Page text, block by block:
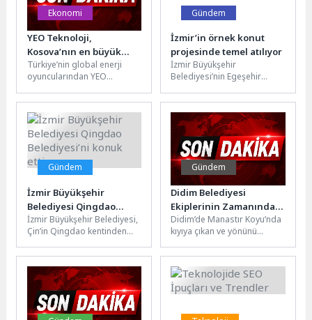
Ekonomi
YEO Teknoloji,
Kosova’nın en büyük
temiz enerji santralinin
anahtar teslim inşası için
imzaları attı
Türkiye’nin global enerji
oyuncularından YEO
yenilenebilir enerji EPC
projelerine bir yenisini daha
ekliyor....
Gündem
İzmir’in örnek konut
projesinde temel atılıyor
İzmir Büyükşehir
Belediyesi’nin Egeşehir
kapsamındaki birinci etap
için nisan ayının ilk
haftasında...
Gündem
İzmir Büyükşehir
Belediyesi Qingdao
Belediyesi’ni konuk etti
İzmir Büyükşehir Belediyesi,
Çin’in Qingdao kentinden
ağırladı. İzmir ve
Qingdao’nun bürokratları,
iki...
Gündem
Didim Belediyesi
Ekiplerinin Zamanında
Müdahalesi Caretta
Carettayı Kurtardı
Didim’de Manastır Koyu’nda
kıyıya çıkan ve yönünü
ilerleyen bir caretta caretta,
Didim...